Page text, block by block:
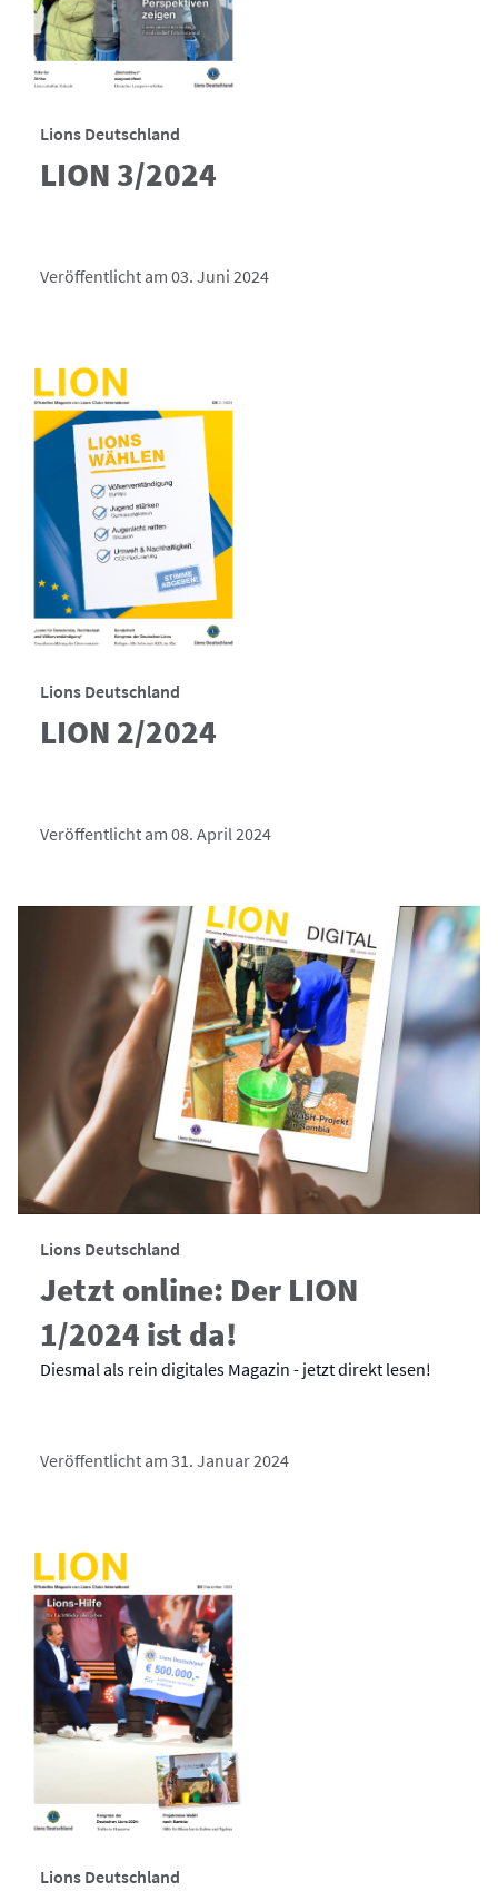
Lions Deutschland
LION 3/2024
Veröffentlicht am 03. Juni 2024
Lions Deutschland
LION 2/2024
Veröffentlicht am 08. April 2024
Lions Deutschland
Jetzt online: Der LION
1/2024 ist da!
Diesmal als rein digitales Magazin - jetzt direkt lesen!
Veröffentlicht am 31. Januar 2024
Lions Deutschland